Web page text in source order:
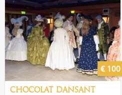
€ 100
CHOCOLAT DANSANT